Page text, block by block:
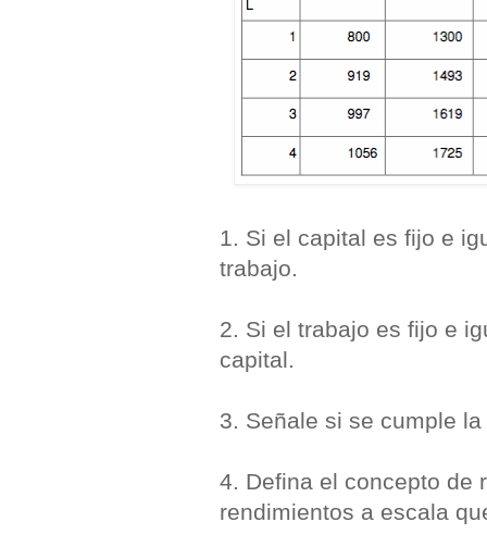
1. Si el capital es fijo e
trabajo.
2. Si el trabajo es fijo e
capital.
3. Señale si se cumple
4. Defina el concepto de
rendimientos a escala